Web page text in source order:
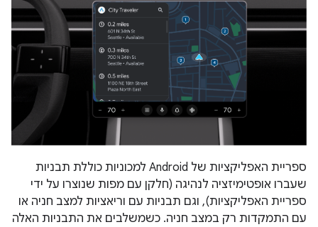
ספריית האפליקציות של Android למכוניות כוללת תבניות
שעברו אופטימיזציה לנהיגה (חלקן עם מפות שנוצרו על ידי
ספריית האפליקציות), וגם תבניות עם וריאציות למצב חניה או
עם התמקדות רק במצב חניה. כשמשלבים את התבניות האלה